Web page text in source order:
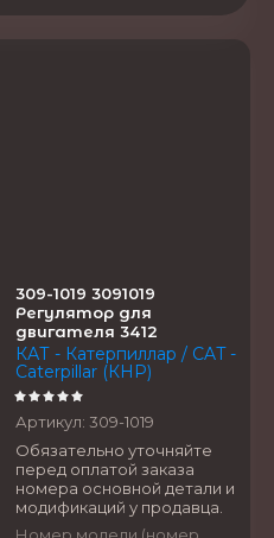
309-1019 3091019
Регулятор для
двигателя 3412
КАТ - Катерпиллар / CAT -
Caterpillar (КНР)
Артикул: 309-1019
Обязательно уточняйте
перед оплатой заказа
номера основной детали и
модификаций у продавца.